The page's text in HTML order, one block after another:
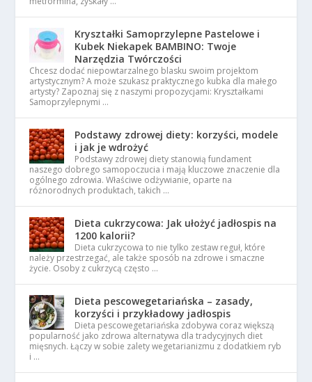
Kryształki Samoprzylepne Pastelowe i
Kubek Niekapek BAMBINO: Twoje
Narzędzia Twórczości
Chcesz dodać niepowtarzalnego blasku swoim projektom
artystycznym? A może szukasz praktycznego kubka dla małego
artysty? Zapoznaj się z naszymi propozycjami: Kryształkami
Samoprzylepnymi …
Podstawy zdrowej diety: korzyści, modele
i jak je wdrożyć
Podstawy zdrowej diety stanowią fundament
naszego dobrego samopoczucia i mają kluczowe znaczenie dla
ogólnego zdrowia. Właściwe odżywianie, oparte na
różnorodnych produktach, takich …
Dieta cukrzycowa: Jak ułożyć jadłospis na
1200 kalorii?
Dieta cukrzycowa to nie tylko zestaw reguł, które
należy przestrzegać, ale także sposób na zdrowe i smaczne
życie. Osoby z cukrzycą często …
Dieta pescowegetariańska – zasady,
korzyści i przykładowy jadłospis
Dieta pescowegetariańska zdobywa coraz większą
popularność jako zdrowa alternatywa dla tradycyjnych diet
mięsnych. Łączy w sobie zalety wegetarianizmu z dodatkiem ryb
i …